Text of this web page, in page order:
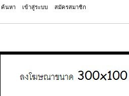
ค้นหา เข้าสู่ระบบ สมัครสมาชิก